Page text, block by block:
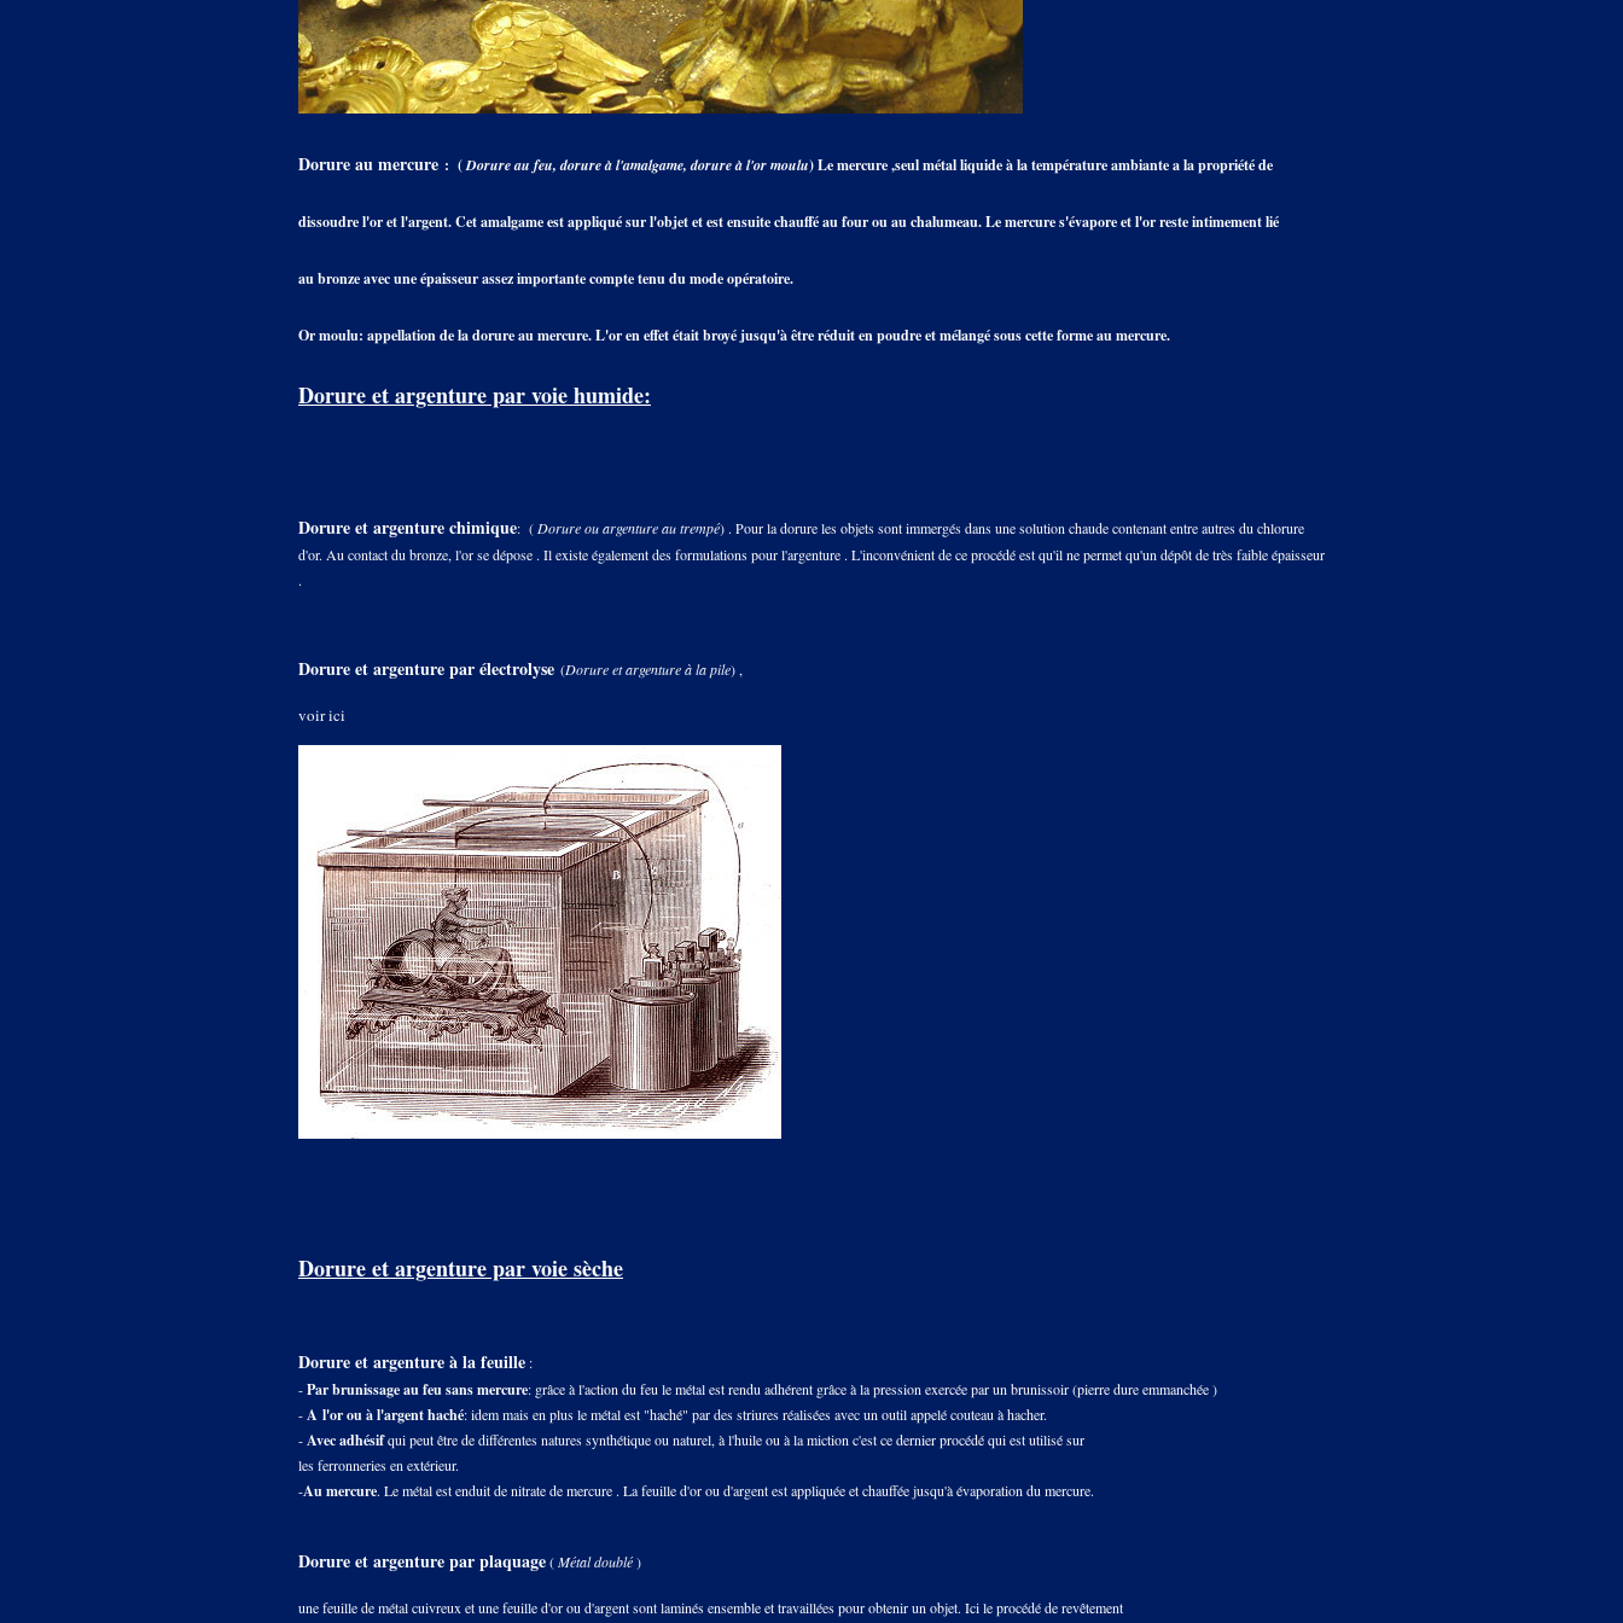
Dorure au mercure : (Dorure au feu, dorure à l'amalgame, dorure à l'or moulu) Le mercure ,seul métal liquide à la température ambiante a la propriété de
dissoudre l'or et l'argent. Cet amalgame est appliqué sur l'objet et est ensuite chauffé au four ou au chalumeau. Le mercure s'évapore et l'or reste intimement lié
au bronze avec une épaisseur assez importante compte tenu du mode opératoire.
Or moulu: appellation de la dorure au mercure. L'or en effet était broyé jusqu'à être réduit en poudre et mélangé sous cette forme au mercure.
Dorure et argenture par voie humide:
Dorure et argenture chimique: ( Dorure ou argenture au trempé) . Pour la dorure les objets sont immergés dans une solution chaude contenant entre autres du chlorure
d'or. Au contact du bronze, l'or se dépose . Il existe également des formulations pour l'argenture . L'inconvénient de ce procédé est qu'il ne permet qu'un dépôt de très faible épaisseur
.
Dorure et argenture par électrolyse (Dorure et argenture à la pile) ,
voir ici
Dorure et argenture par voie sèche
Dorure et argenture à la feuille :
-Par brunissage au feu sans mercure: grâce à l'action du feu le métal est rendu adhérent grâce à la pression exercée par un brunissoir (pierre dure emmanchée )
-A l'or ou à l'argent haché: idem mais en plus le métal est "haché" par des striures réalisées avec un outil appelé couteau à hacher.
-Avec adhésifqui peut être de différentes natures synthétique ou naturel, à l'huile ou à la miction c'est ce dernier procédé qui est utilisé sur
les ferronneries en extérieur.
-Au mercure. Le métal est enduit de nitrate de mercure . La feuille d'or ou d'argent est appliquée et chauffée jusqu'à évaporation du mercure.
Dorure et argenture par plaquage(Métal doublé)
une feuille de métal cuivreux et une feuille d'or ou d'argent sont laminés ensemble et travaillées pour obtenir un objet. Ici le procédé de revêtement